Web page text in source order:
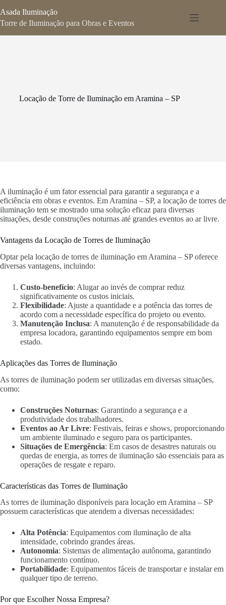
para
o
Asada Iluminação
Torre de Iluminação para Obras e Eventos
Locação de Torre de Iluminação em Aramina – SP
A iluminação é um fator essencial para garantir a segurança e a
eficiência em obras e eventos. Em Aramina – SP, a locação de torres de
iluminação tem se mostrado uma solução eficaz para diversas
situações, desde construções noturnas até grandes eventos ao ar livre.
Vantagens da Locação de Torres de Iluminação
Optar pela locação de torres de iluminação em Aramina – SP oferece
diversas vantagens, incluindo:
Custo-benefício: Alugar ao invés de comprar reduz
significativamente os custos iniciais.
Flexibilidade: Ajuste a quantidade e a potência das torres de
acordo com a necessidade específica do projeto ou evento.
Manutenção Inclusa: A manutenção é de responsabilidade da
empresa locadora, garantindo equipamentos sempre em bom
estado.
Aplicações das Torres de Iluminação
As torres de iluminação podem ser utilizadas em diversas situações,
como:
Construções Noturnas: Garantindo a segurança e a
produtividade dos trabalhadores.
Eventos ao Ar Livre: Festivais, feiras e shows, proporcionando
um ambiente iluminado e seguro para os participantes.
Situações de Emergência: Em casos de desastres naturais ou
quedas de energia, as torres de iluminação são essenciais para as
operações de resgate e reparo.
Características das Torres de Iluminação
As torres de iluminação disponíveis para locação em Aramina – SP
possuem características que atendem a diversas necessidades:
Alta Potência: Equipamentos com iluminação de alta
intensidade, cobrindo grandes áreas.
Autonomia: Sistemas de alimentação autônoma, garantindo
funcionamento contínuo.
Portabilidade: Equipamentos fáceis de transportar e instalar em
qualquer tipo de terreno.
Por que Escolher Nossa Empresa?